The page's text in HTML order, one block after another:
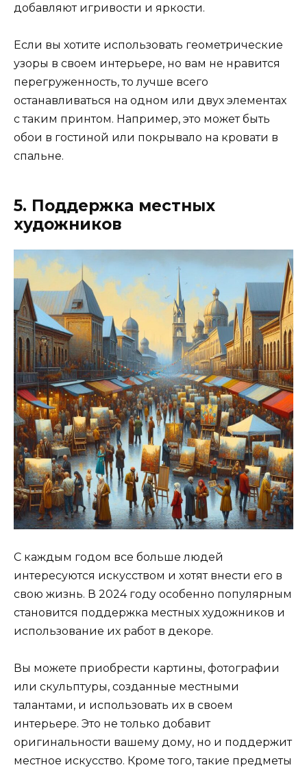
добавляют игривости и яркости.
Если вы хотите использовать геометрические
узоры в своем интерьере, но вам не нравится
перегруженность, то лучше всего
останавливаться на одном или двух элементах
с таким принтом. Например, это может быть
обои в гостиной или покрывало на кровати в
спальне.
5. Поддержка местных
художников
С каждым годом все больше людей
интересуются искусством и хотят внести его в
свою жизнь. В 2024 году особенно популярным
становится поддержка местных художников и
использование их работ в декоре.
Вы можете приобрести картины, фотографии
или скульптуры, созданные местными
талантами, и использовать их в своем
интерьере. Это не только добавит
оригинальности вашему дому, но и поддержит
местное искусство. Кроме того, такие предметы